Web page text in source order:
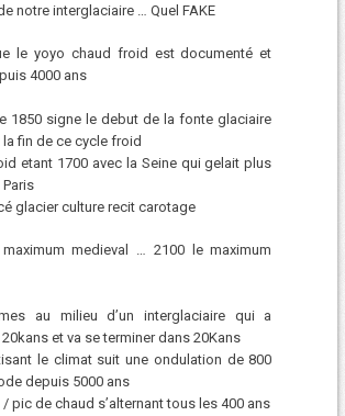
notre interglaciaire … Quel FAKE
le yoyo chaud froid est documenté et
4000 ans
1850 signe le debut de la fonte glaciaire
la fin de ce cycle froid
etant 1700 avec la Seine qui gelait plus
glacier culture recit carotage
medieval … 2100 le maximum
au milieu d’un interglaciaire qui a
et va se terminer dans 20Kans
le climat suit une ondulation de 800
depuis 5000 ans
pic de chaud s’alternant tous les 400 ans